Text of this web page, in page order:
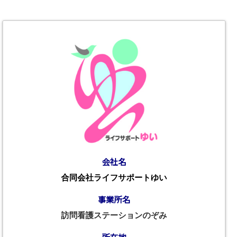
会社名
合同会社ライフサポートゆい
事業所名
訪問看護ステーションのぞみ